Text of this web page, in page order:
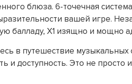
блюза. 6-точечная
вашей игре.
балладу, X1 изящно и мощно
в путешествие музыкальных
и доступность. Это не